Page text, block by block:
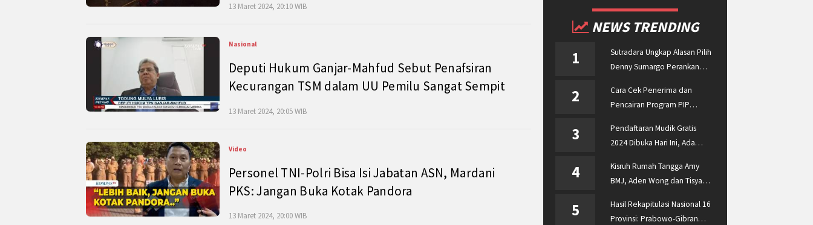
13 Maret 2024, 20:10 WIB
Nasional
Deputi Hukum Ganjar-Mahfud Sebut Penafsiran
Kecurangan TSM dalam UU Pemilu Sangat Sempit
13 Maret 2024, 20:05 WIB
Video
Personel TNI-Polri Bisa Isi Jabatan ASN, Mardani
PKS: Jangan Buka Kotak Pandora
13 Maret 2024, 20:00 WIB
NEWS TRENDING
1
Sutradara Ungkap Alasan Pilih
Denny Sumargo Perankan
2
Cara Cek Penerima dan
Pencairan Program PIP
pip.kemdikbud.go.id
3
Pendaftaran Mudik Gratis
2024 Dibuka Hari Ini, Ada
Jateng dan Dishub Jatim
4
Kisruh Rumah Tangga Amy
BMJ, Aden Wong dan Tisya
Malaysia dan Singapura
5
Hasil Rekapitulasi Nasional 16
Provinsi: Prabowo-Gibran